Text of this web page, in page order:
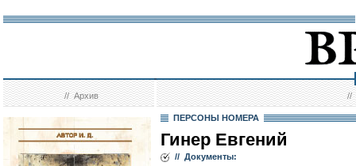
//Архив //
ПЕРСОНЫ НОМЕРА
Гинер Евгений
// Документы: